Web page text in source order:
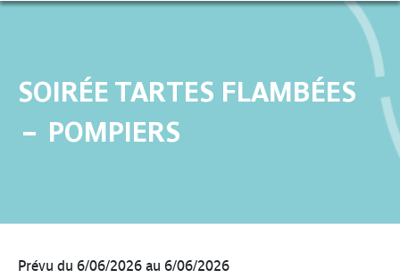
SOIRÉE TARTES FLAMBÉES
– POMPIERS
Prévu du 6/06/2026 au 6/06/2026